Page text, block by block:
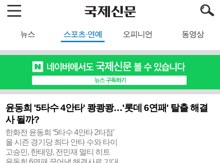
뉴스 스포츠·연예 오피니언 동영상
윤동희 '5타수 4안타' 쾅쾅쾅…'롯데 6연패' 탈출 해결
사 될까?
한화전 윤동희 ‘5타수 4안타 2타점’
올 시즌 경기당 최다 안타 수와 타이
고승민, 한태양, 전민재 멀티 히트